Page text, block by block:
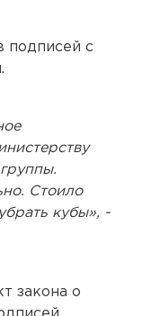
подписей с
Стоило
кубы», -
закона о